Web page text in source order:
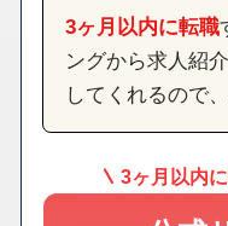
3ヶ月以内に転職
ングから求人紹介
してくれるので
3ヶ月以内